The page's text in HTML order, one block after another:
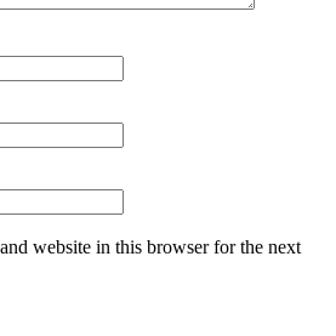
website in this browser for the next